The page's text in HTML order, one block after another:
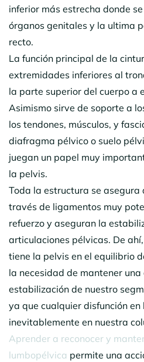
inferior más estrecha donde
órganos genitales y la ultima
recto.
La función principal de la
extremidades inferiores al
la parte superior del cuerpo a
Asimismo sirve de soporte a
los tendones, músculos, y
diafragma pélvico o suelo
juegan un papel muy
la pelvis.
Toda la estructura se asegura
través de ligamentos muy
refuerzo y aseguran la
articulaciones pélvicas. De
tiene la pelvis en el equilibrio
la necesidad de mantener
estabilización de nuestro
ya que cualquier disfunción
inevitablemente en nuestra
Aprender a reconocer y
lumbopélvica permite una